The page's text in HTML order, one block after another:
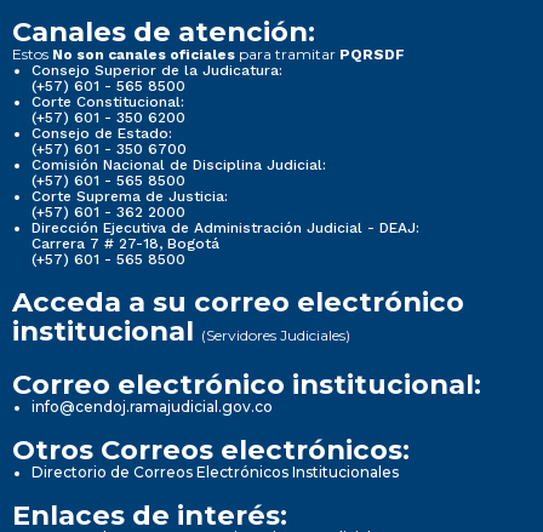
Canales de atención:
Estos No son canales oficiales para tramitar PQRSDF
Consejo Superior de la Judicatura:
(+57) 601 - 565 8500
Corte Constitucional:
(+57) 601 - 350 6200
Consejo de Estado:
(+57) 601 - 350 6700
Comisión Nacional de Disciplina Judicial:
(+57) 601 - 565 8500
Corte Suprema de Justicia:
(+57) 601 - 362 2000
Dirección Ejecutiva de Administración Judicial - DEAJ:
Carrera 7 # 27-18, Bogotá
(+57) 601 - 565 8500
Acceda a su correo electrónico
institucional (Servidores Judiciales)
Correo electrónico institucional:
info@cendoj.ramajudicial.gov.co
Otros Correos electrónicos:
Directorio de Correos Electrónicos Institucionales
Enlaces de interés: